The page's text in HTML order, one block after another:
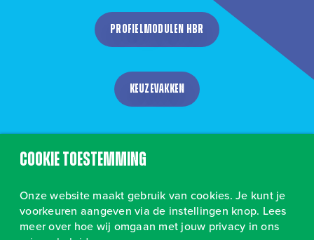
Profielmodulen HBR
Keuzevakken
Terug naar profielen
Cookie toestemming
Onze website maakt gebruik van cookies. Je kunt je
voorkeuren aangeven via de instellingen knop. Lees
meer over hoe wij omgaan met jouw privacy in ons